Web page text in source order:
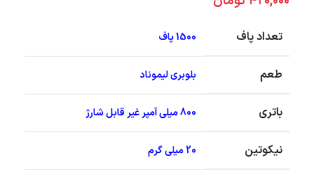
تعداد پاف 1500 پاف
طعم بلوبری لیموناد
باتری 800 میلی آمپر غیر قابل شارژ
نیکوتین 20 میلی گرم